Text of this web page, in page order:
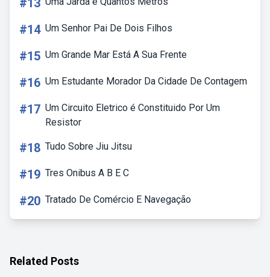
#13
#14 Um Senhor Pai De Dois Filhos
#15 Um Grande Mar Está A Sua Frente
#16 Um Estudante Morador Da Cidade De Contagem
#17 Um Circuito Eletrico é Constituido Por Um
Resistor
#18 Tudo Sobre Jiu Jitsu
#19 Tres Onibus A B E C
#20 Tratado De Comércio E Navegação
Related Posts